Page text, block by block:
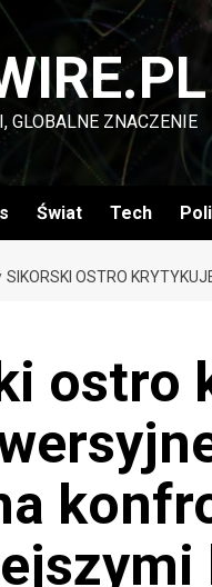
GLOBALNE ZNACZENIE
Świat Tech
SIKORSKI OSTRO
ostro